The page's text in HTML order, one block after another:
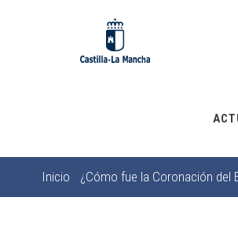
Sobrescribir
Inicio ¿Cómo fue la Coronación del